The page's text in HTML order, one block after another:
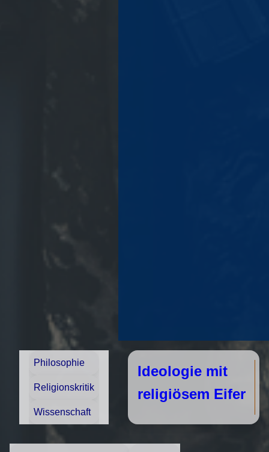
Philosophie
Religionskritik
Wissenschaft
Ideologie mit
religiösem Eifer